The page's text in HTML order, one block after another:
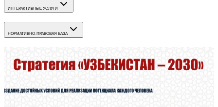
ИНТЕРАКТИВНЫЕ УСЛУГИ
НОРМАТИВНО-ПРАВОВАЯ БАЗА